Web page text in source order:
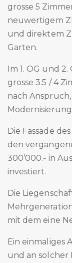
grosse 5
neuwertigem
und direktem
Garten.
Im 1. OG und
grosse 3.5 / 4
nach
Die Fassade
den
300’000.- in
investiert.
Die
mit dem eine
Ein einmaliges
und an solcher